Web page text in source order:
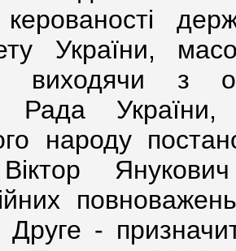
України,
виходячи з
Рада
народу
Друге -